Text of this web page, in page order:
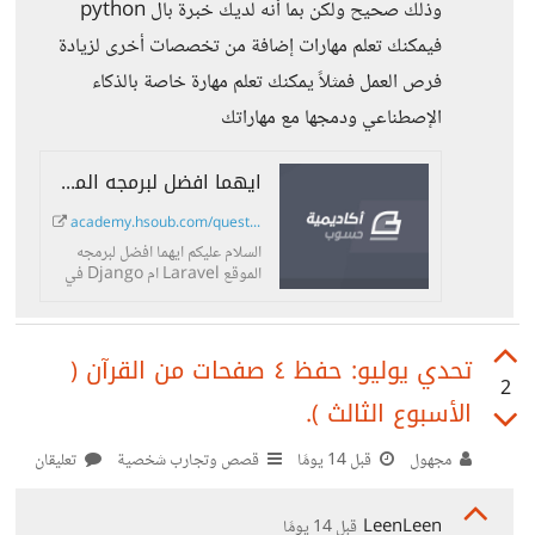
وذلك صحيح ولكن بما أنه لديك خبرة بال python
فيمكنك تعلم مهارات إضافة من تخصصات أخرى لزيادة
فرص العمل فمثلاً يمكنك تعلم مهارة خاصة بالذكاء
الإصطناعي ودمجها مع مهاراتك
ايهما افضل لبرمجه الموقع Laravel ام Django في سوق العمل ؟
academy.hsoub.com/questions/25139-...
السلام عليكم ايهما افضل لبرمجه
الموقع Laravel ام Django في
الشركه؟
2
تحدي يوليو: حفظ ٤ صفحات من القرآن (
الأسبوع الثالث ).
مجهول قبل 14 يومًا قصص وتجارب شخصية تعليقان
LeenLeen قبل 14 يومًا